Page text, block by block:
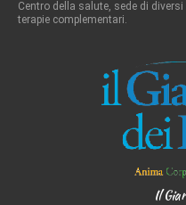
Centro della salute, sede di
terapie complementari.
Il